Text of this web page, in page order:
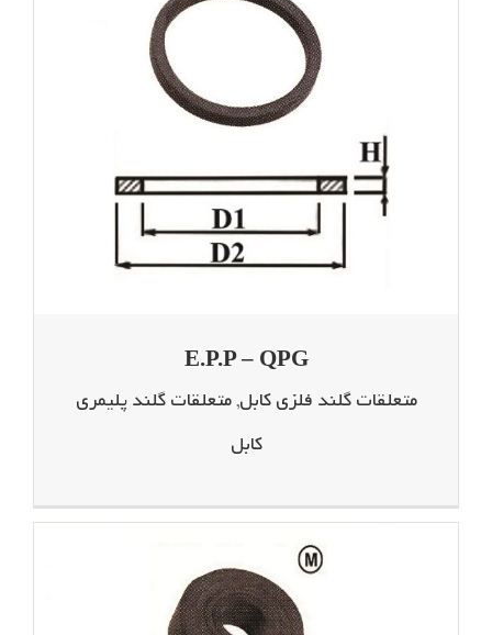
E.P.P – QPG
متعلقات گلند فلزی کابل,متعلقات گلند پلیمری
کابل